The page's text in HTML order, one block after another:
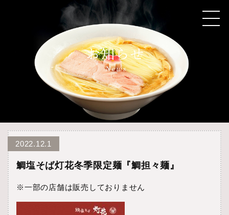
2022.12.1
鯛塩そば灯花冬季限定麺『鯛担々麺』
※一部の店舗は販売しておりません